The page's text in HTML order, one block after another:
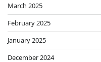
March 2025
February 2025
January 2025
December 2024